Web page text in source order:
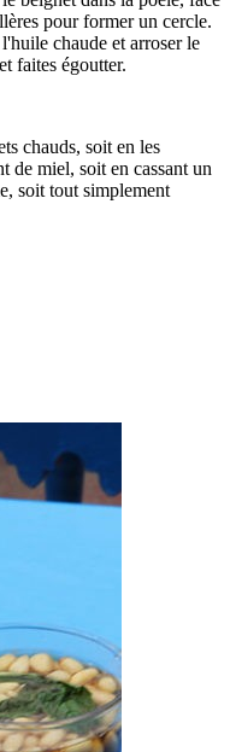
pour former un cercle.
chaude et arroser le
faites égoutter.
chauds, soit en les
de miel, soit en cassant un
soit tout simplement